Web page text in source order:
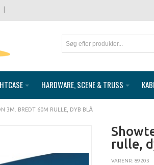
HARDWARE, SCENE & TRUSS
3M. BREDT 60M RULLE, DYB BLÅ
rulle,
VARENR: 89203